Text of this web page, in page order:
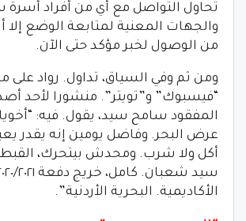
تحاول التواصل مع أي من أفراد أسرة
والجهات المعنية لمتابعة الوضع إلا
من الوصول لخبر مؤكد حتى الآن.
ومن ثم وفي السياق، تداول. رواد على
“فيسبوك” و”تويتر”. منشورا لأحد
المفقود سامح سيد، يقول. فيه:
عرض البحر. وفاضل يومين إنه يقدر
أكل ولا شرب. ومحدش بيتحرك،
الأكاديمية. البحرية الأردنية”.